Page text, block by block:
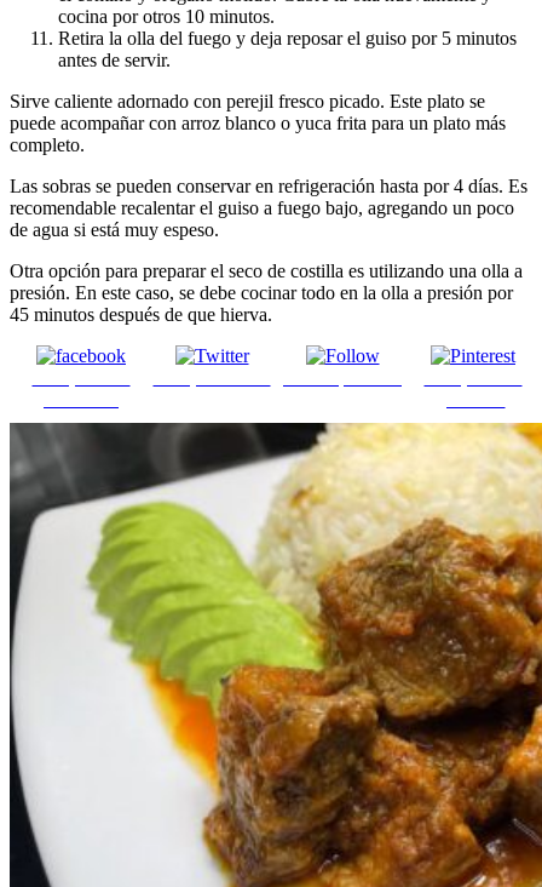
cocina por otros 10 minutos.
Retira la olla del fuego y deja reposar el guiso por 5 minutos
antes de servir.
Sirve caliente adornado con perejil fresco picado. Este plato se
puede acompañar con arroz blanco o yuca frita para un plato más
completo.
Las sobras se pueden conservar en refrigeración hasta por 4 días. Es
recomendable recalentar el guiso a fuego bajo, agregando un poco
de agua si está muy espeso.
Otra opción para preparar el seco de costilla es utilizando una olla a
presión. En este caso, se debe cocinar todo en la olla a presión por
45 minutos después de que hierva.